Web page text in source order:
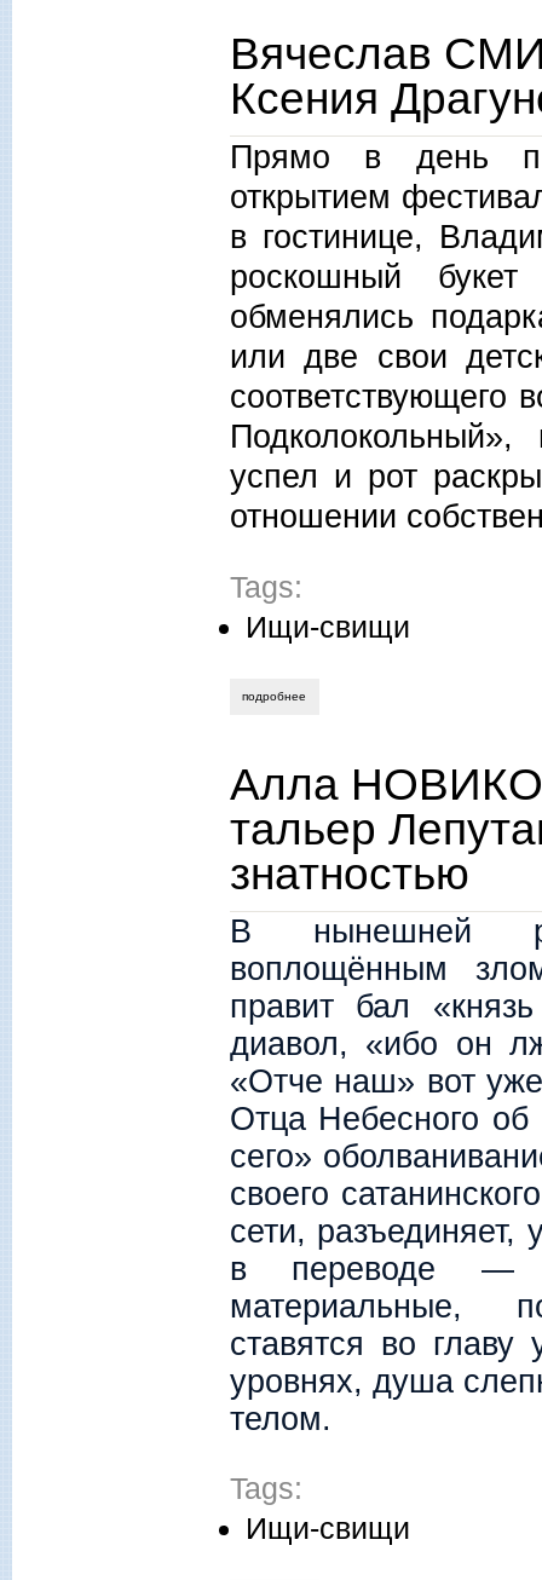
Вячеслав
Ксения
Прямо в день
открытием
в гостинице,
роскошный
обменялись
или две свои
соответствующего
успел и рот
отношении
Tags:
Ищи-свищи
подробнее
Алла
тальер
знатностью
В нынешней
воплощённым
правит бал
диавол, «ибо он
«Отче наш» вот
Отца Небесного об
сего»
своего
сети,
в переводе —
материальные,
ставятся во
уровнях, душа
телом.
Tags:
Ищи-свищи